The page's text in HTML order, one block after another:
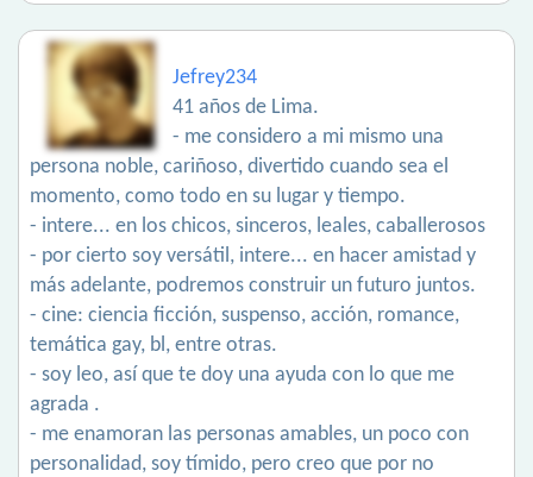
Jefrey234
41 años de Lima.
- me considero a mi mismo una
persona noble, cariñoso, divertido cuando sea el
momento, como todo en su lugar y tiempo.
- intere... en los chicos, sinceros, leales, caballerosos
- por cierto soy versátil, intere... en hacer amistad y
más adelante, podremos construir un futuro juntos.
- cine: ciencia ficción, suspenso, acción, romance,
temática gay, bl, entre otras.
- soy leo, así que te doy una ayuda con lo que me
agrada .
- me enamoran las personas amables, un poco con
personalidad, soy tímido, pero creo que por no